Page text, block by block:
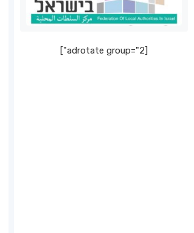
[adrotate group="2"]